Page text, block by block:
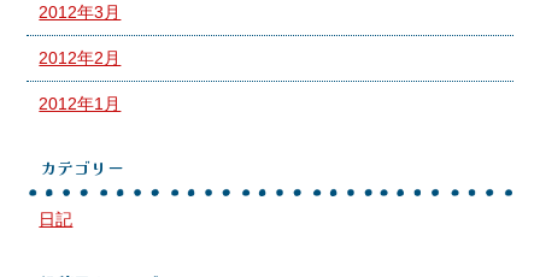
2012年3月
2012年2月
2012年1月
カテゴリー
日記